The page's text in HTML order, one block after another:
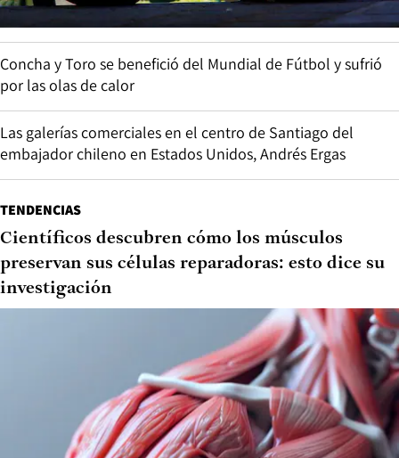
Concha y Toro se benefició del Mundial de Fútbol y sufrió
por las olas de calor
Las galerías comerciales en el centro de Santiago del
embajador chileno en Estados Unidos, Andrés Ergas
TENDENCIAS
Científicos descubren cómo los músculos
preservan sus células reparadoras: esto dice su
investigación